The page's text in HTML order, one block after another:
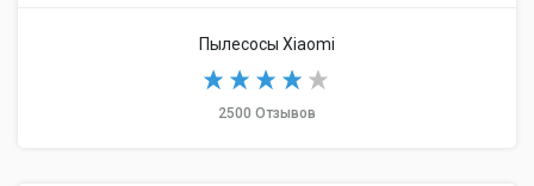
Пылесосы Xiaomi
2500 Отзывов